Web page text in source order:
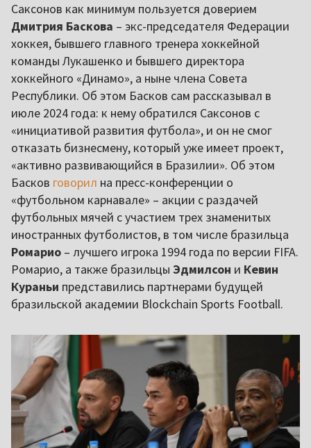
Саксонов как минимум пользуется доверием
Дмитрия Баскова – экс-председателя Федерации
хоккея, бывшего главного тренера хоккейной
команды Лукашенко и бывшего директора
хоккейного «Динамо», а ныне члена Совета
Республики. Об этом Басков сам рассказывал в
июле 2024 года: к нему обратился Саксонов с
«инициативой развития футбола», и он не смог
отказать бизнесмену, который уже имеет проект,
«активно развивающийся в Бразилии». Об этом
Басков говорил на пресс-конференции о
«футбольном карнавале» – акции с раздачей
футбольных мячей с участием трех знаменитых
иностранных футболистов, в том числе бразильца
Ромарио – лучшего игрока 1994 года по версии FIFA.
Ромарио, а также бразильцы Эдмилсон и Кевин
Кураньи представились партнерами будущей
бразильской академии Blockchain Sports Football.